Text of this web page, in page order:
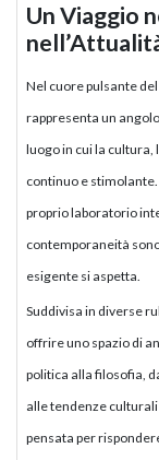
Un Viaggio
Nel cuore pulsante
rappresenta un
luogo in cui la cultura,
continuo e
proprio laboratorio
contemporaneità
esigente si aspetta.
Suddivisa in diverse
offrire uno spazio di
politica alla filosofia,
alle tendenze
pensata per